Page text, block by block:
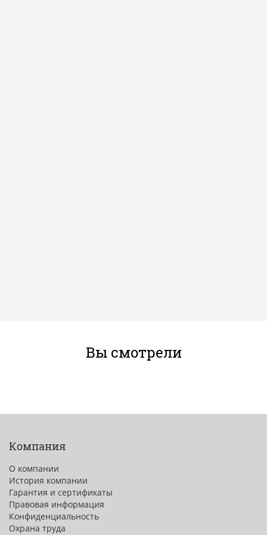
Вы смотрели
Компания
О компании
История компании
Гарантия и сертификаты
Правовая информация
Конфиденциальность
Охрана труда